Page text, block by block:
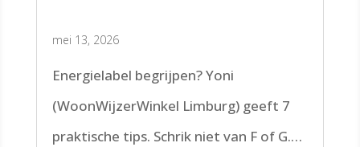
mei 13, 2026
Energielabel begrijpen? Yoni
(WoonWijzerWinkel Limburg) geeft 7
praktische tips. Schrik niet van F of G.